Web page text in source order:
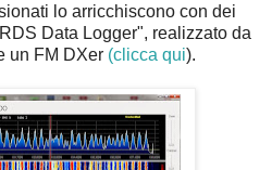
lo arricchiscono con dei
Data Logger", realizzato da
un FM DXer (clicca qui).